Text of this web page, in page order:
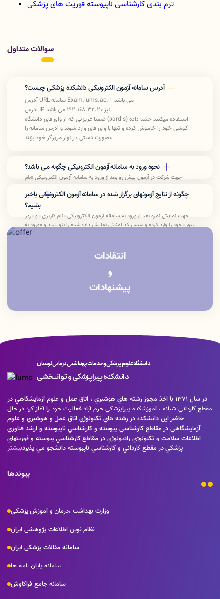
ترم بندی کارشناسی ناپیوسته فوریت های پزشکی
سوالات متداول
آدرس سامانه آزمون الکترونیکی دانشکده پزشکی چیست؟
آدرس URL سامانه Exam.lums.ac.ir می باشد
آدرس IP نیز 192.168.32.20 می باشد
ضمنا عزیزانی که از وای فای دانشگاه (pardis) استفاده میکنند حتما داده
گوشی خود را خاموش کرده و تنها با وای فای وارد شوند و آدرس سامانه را
بصورت دستی در نوار مرورگر خود بزنند.
نحوه ورود به سامانه آزمون الکترونیکی چگونه می باشد؟
جهت شرکت در آزمون پیش رو بعد از ورود به سامانه آزمون الکترونیکی «نام
بنویسید و «ورود به آزمون» را بزنید.
چگونه از نتایج آزمونهای برگزار شده در سامانه آزمون الکترونیکی باخبر
بشیم؟
جهت نمایش نمره بعد از ورود به سامانه آزمون الکترونیکی «نام کاربری» و «رمز
عبور» خود را وارد کرده و سپس کد امنیتی نمایش داده شده را بنویسید و «ورود به
انتقادات
و
پیشنهادات
دانشگاه علوم پزشکی و خدمات بهداشتی درمانی لرستان
دانشکده پیراپزشکی و توانبخشی
در سال 1371 با اخذ مجوز رشته هاي هوشبري ، اتاق عمل و علوم آزمايشگاهي در
مقطع كارداني شبانه ، آموزشكده پيراپزشكي خرم آباد فعاليت خود را آغاز كرد.در حال
حاضر اين دانشكده در رشته هاي تكنولوژي اتاق عمل و هوشبري و علوم
آزمايشگاهي در مقاطع كارشناسي پيوسته و كارشناسي ناپيوسته و ارشد فناوري
اطلاعات سلامت و تكنولوژي راديولوژي در مقاطع كارشناسي پيوسته و فوريتهاي
پزشكي در مقطع كارداني و كارشناسي ناپيوسته دانشجو مي پذيردبیشتر
پیوندها
وزارت بهداشت ،درمان و آموزش پزشکی
نظام نوین اطلاعات پژوهشی ایران
سامانه مقالات پزشکی ایران
سامانه پایان نامه ها
سامانه جامع فراکاوش